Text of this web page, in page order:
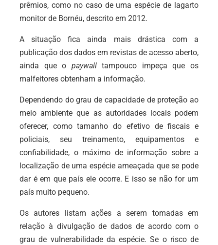
prêmios, como no caso de uma espécie de lagarto
monitor de Bornéu, descrito em 2012.
A situação fica ainda mais drástica com a
publicação dos dados em revistas de acesso aberto,
ainda que o paywalltampouco impeça que os
malfeitores obtenham a informação.
Dependendo do grau de capacidade de proteção ao
meio ambiente que as autoridades locais podem
oferecer, como tamanho do efetivo de fiscais e
policiais, seu treinamento, equipamentos e
confiabilidade, o máximo de informação sobre a
localização de uma espécie ameaçada que se pode
dar é em que país ele ocorre. E isso se não for um
país muito pequeno.
Os autores listam ações a serem tomadas em
relação à divulgação de dados de acordo com o
grau de vulnerabilidade da espécie. Se o risco de